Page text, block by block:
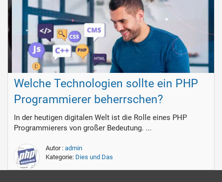
Welche Technologien sollte ein PHP
Programmierer beherrschen?
In der heutigen digitalen Welt ist die Rolle eines PHP
Programmierers von großer Bedeutung. ...
Autor : admin
Kategorie: Dies und Das